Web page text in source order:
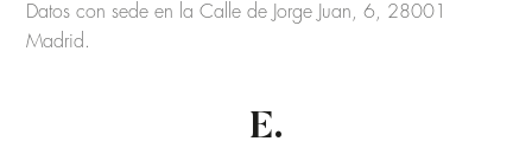
Datos con sede en la Calle de Jorge Juan, 6, 28001
Madrid.
E.